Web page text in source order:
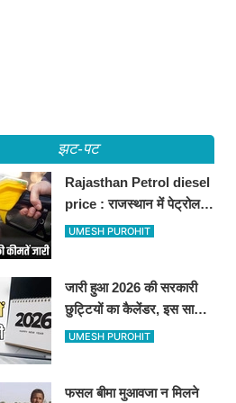
झट-पट
Rajasthan Petrol diesel
price : राजस्थान में पेट्रोल-
डीजल की कीमतें जारी, जानिए
UMESH PUROHIT
जारी हुआ 2026 की सरकारी
छुट्टियों का कैलेंडर, इस साल
कई बार मिलेगा लगातार
UMESH PUROHIT
फसल बीमा मुआवजा न मिलने